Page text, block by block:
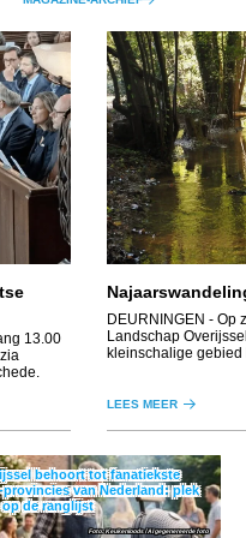
13.00
DEURNINGEN - Op
Landschap
kleinschalige gebied
LEES MEER
behoort tot fanatiekste
provincies van Nederland: plek
op de ranglijst
Keukenloods / AI gegenereerde foto